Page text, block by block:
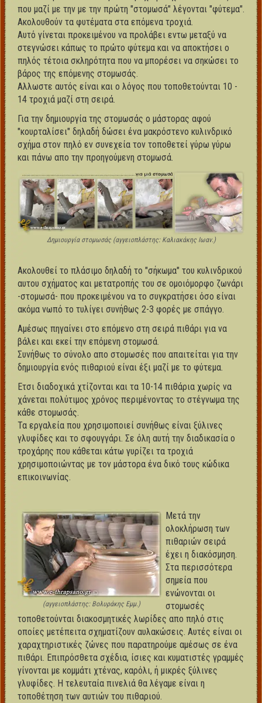
που μαζί με την με την πρώτη "στομωσά" λέγονται "φύτεμα".
Ακολουθούν τα φυτέματα στα επόμενα τροχιά.
Αυτό γίνεται προκειμένου να προλάβει εντω μεταξύ να
στεγνώσει κάπως το πρώτο φύτεμα και να αποκτήσει ο
πηλός τέτοια σκληρότητα που να μπορέσει να σηκώσει το
βάρος της επόμενης στομωσάς.
Αλλωστε αυτός είναι και ο λόγος που τοποθετούνται 10 -
14 τροχιά μαζί στη σειρά.
Για την δημιουργία της στομωσάς ο μάστορας αφού
"κουρταλίσει" δηλαδή δώσει ένα μακρόστενο κυλινδρικό
σχήμα στον πηλό εν συνεχεία τον τοποθετεί γύρω γύρω
και πάνω απο την προηγούμενη στομωσά.
Δημιουργία στομωσάς (αγγειοπλάστης: Καλιακάκης Ιωαν.)
Ακολουθεί το πλάσιμο δηλαδή το "σήκωμα" του κυλινδρικού
αυτου σχήματος και μετατροπής του σε ομοιόμορφο ζωνάρι
-στομωσά- που προκειμένου να το συγκρατήσει όσο είναι
ακόμα νωπό το τυλίγει συνήθως 2-3 φορές με σπάγγο.
Αμέσως πηγαίνει στο επόμενο στη σειρά πιθάρι για να
βάλει και εκεί την επόμενη στομωσά.
Συνήθως το σύνολο απο στομωσές που απαιτείται για την
δημιουργία ενός πιθαριού είναι έξι μαζί με το φύτεμα.
Ετσι διαδοχικά χτίζονται και τα 10-14 πιθάρια χωρίς να
χάνεται πολύτιμος χρόνος περιμένοντας το στέγνωμα της
κάθε στομωσάς.
Τα εργαλεία που χρησιμοποιεί συνήθως είναι ξύλινες
γλυφίδες και το σφουγγάρι. Σε όλη αυτή την διαδικασία ο
τροχάρης που κάθεται κάτω γυρίζει τα τροχιά
χρησιμοποιώντας με τον μάστορα ένα δικό τους κώδικα
επικοινωνίας.
(αγγειοπλάστης: Βολυράκης Εμμ.)
Μετά την
ολοκλήρωση των
πιθαριών σειρά
έχει η διακόσμηση.
Στα περισσότερα
σημεία που
ενώνονται οι
στομωσές
τοποθετούνται διακοσμητικές λωρίδες απο πηλό στις
οποίες μετέπειτα σχηματίζουν αυλακώσεις. Αυτές είναι οι
χαραχτηριστικές ζώνες που παρατηρούμε αμέσως σε ένα
πιθάρι. Επιπρόσθετα σχέδια, ίσιες και κυματιστές γραμμές
γίνονται με κομμάτι χτένας, καρόλι, ή μικρές ξύλινες
γλυφίδες. Η τελευταία πινελιά θα λέγαμε είναι η
τοποθέτηση των αυτιών του πιθαριού.